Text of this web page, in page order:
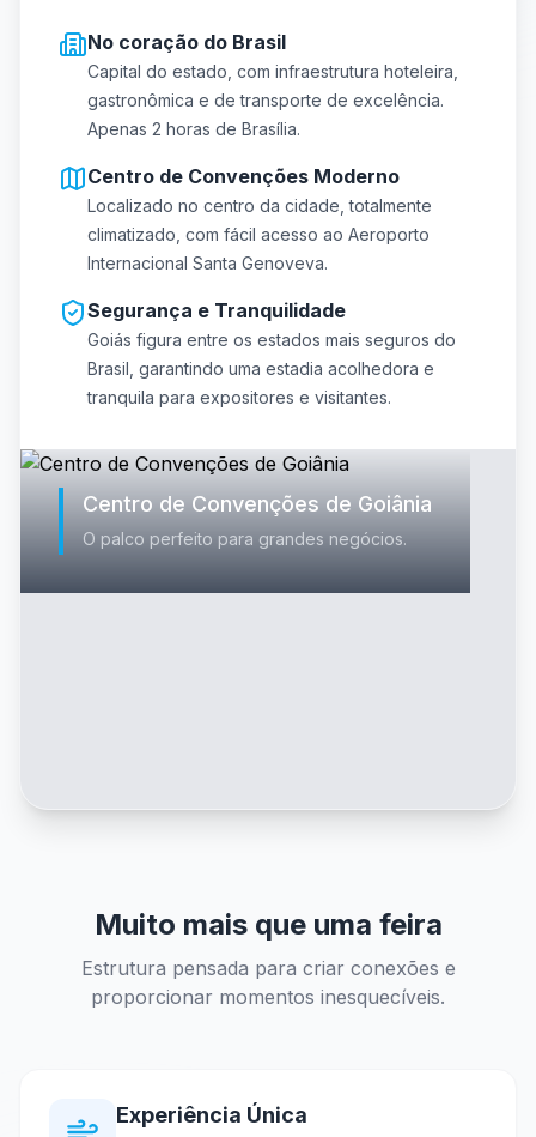
No coração do Brasil
Capital do estado, com infraestrutura hoteleira,
gastronômica e de transporte de excelência.
Apenas 2 horas de Brasília.
Centro de Convenções Moderno
Localizado no centro da cidade, totalmente
climatizado, com fácil acesso ao Aeroporto
Internacional Santa Genoveva.
Segurança e Tranquilidade
Goiás figura entre os estados mais seguros do
Brasil, garantindo uma estadia acolhedora e
tranquila para expositores e visitantes.
Centro de Convenções de Goiânia
O palco perfeito para grandes negócios.
Muito mais que uma feira
Estrutura pensada para criar conexões e
proporcionar momentos inesquecíveis.
Experiência Única